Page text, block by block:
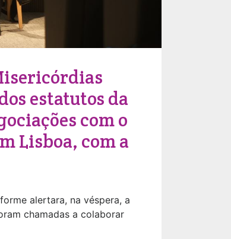
estatutos da
com o
Lisboa, com a
alertara, na véspera, a
chamadas a colaborar